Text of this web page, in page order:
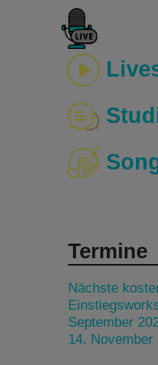
Termine
Nächste
September
14. November